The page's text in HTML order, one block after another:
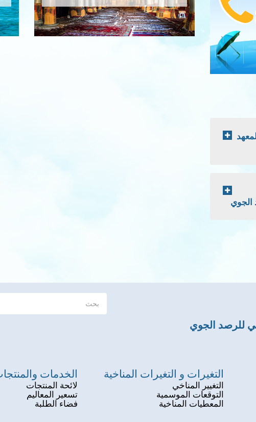
للرصد الجوي
التغيرات و التغيرات المناخية
التغيير المناخي
التوقعات الموسمية
المعطيات المناخية
الخدمات
لائحة المنتجات
تسعير المعاليم
فضاء الطلبة